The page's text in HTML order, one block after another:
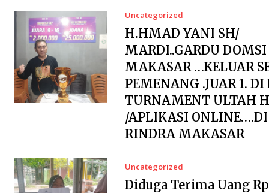
Uncategorized
H.HMAD YANI SH/
MARDI..GARDU DOMSI
MAKASAR …KELUAR
PEMENANG .JUAR 1. DI
TURNAMENT ULTAH
/APLIKASI
RINDRA MAKASAR
Uncategorized
Diduga Terima Uang